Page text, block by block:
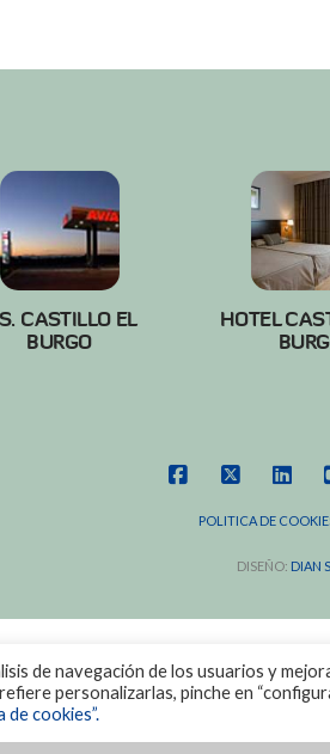
CASTILLO EL
BURGO
HOTEL
POLITICA DE
DISEÑO: DIAN
de navegación de los usuarios y
personalizarlas, pinche en
de cookies”.